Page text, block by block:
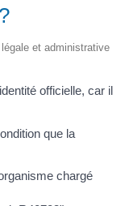
et administrative
officielle, car il
que la
chargé